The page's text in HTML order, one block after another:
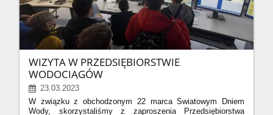
WIZYTA W PRZEDSIĘBIORSTWIE
WODOCIĄGÓW
23.03.2023
W związku z obchodzonym 22 marca Światowym Dniem
Wody, skorzystaliśmy z zaproszenia Przedsiębiorstwa